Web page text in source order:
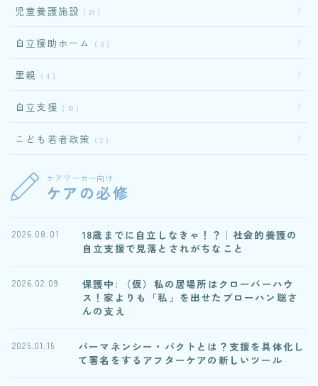
児童養護施設 21
自立援助ホーム 3
里親 4
自立支援 10
こども若者政策 2
ケアワーカー向け
ケアの必修
18歳までに自立しなきゃ！？｜社会的養護の
自立支援で見落とされがちなこと
2026.08.01
保護中: （仮）私の居場所はクローバーハウ
ス！家よりも「私」を出せたブローハン聡さ
んの支え
2026.02.09
パーマネンシー・パクトとは？支援を具体化し
て署名をするアフターケアの新しいツール
2025.01.15